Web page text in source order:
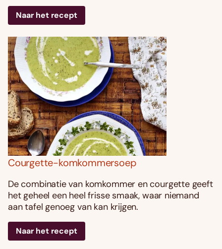
Naar het recept
Courgette-komkommersoep
De combinatie van komkommer en courgette geeft
het geheel een heel frisse smaak, waar niemand
aan tafel genoeg van kan krijgen.
Naar het recept